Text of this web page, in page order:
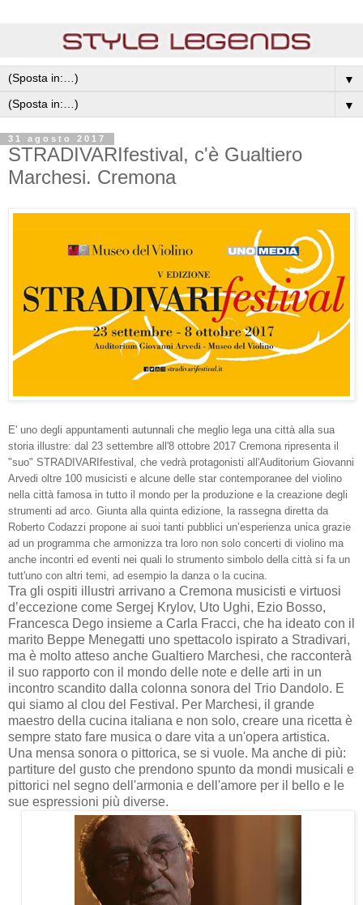
▼
▼
31 agosto 2017
STRADIVARIfestival, c'è Gualtiero
Marchesi. Cremona
E' uno degli appuntamenti autunnali che meglio lega una città alla sua
storia illustre: dal 23 settembre all'8 ottobre 2017 Cremona ripresenta il
"suo" STRADIVARIfestival, che vedrà protagonisti all'Auditorium Giovanni
Arvedi oltre 100 musicisti e alcune delle star contemporanee del violino
nella città famosa in tutto il mondo per la produzione e la creazione degli
strumenti ad arco. Giunta alla quinta edizione, la rassegna diretta da
Roberto Codazzi propone ai suoi tanti pubblici un’esperienza unica grazie
ad un programma che armonizza tra loro non solo concerti di violino ma
anche incontri ed eventi nei quali lo strumento simbolo della città si fa un
tutt'uno con altri temi, ad esempio la danza o la cucina.
Tra gli ospiti illustri arrivano a Cremona musicisti e virtuosi
d’eccezione come Sergej Krylov, Uto Ughi, Ezio Bosso,
Francesca Dego insieme a Carla Fracci, che ha ideato con il
marito Beppe Menegatti uno spettacolo ispirato a Stradivari,
ma è molto atteso anche Gualtiero Marchesi, che racconterà
il suo rapporto con il mondo delle note e delle arti in un
incontro scandito dalla colonna sonora del Trio Dandolo. E
qui siamo al clou del Festival. Per Marchesi, il grande
maestro della cucina italiana e non solo, creare una ricetta è
sempre stato fare musica o dare vita a un'opera artistica.
Una mensa sonora o pittorica, se si vuole. Ma anche di più:
partiture del gusto che prendono spunto da mondi musicali e
pittorici nel segno dell'armonia e dell'amore per il bello e le
sue espressioni più diverse.